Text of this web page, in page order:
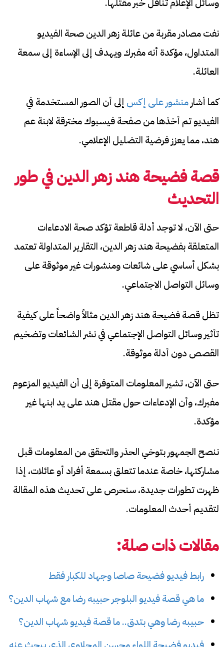
نفت مصادر مقربة من عائلة زهر الدين صحة الفيديو
المتداول، مؤكدة أنه مفبرك ويهدف إلى الإساءة إلى سمعة
العائلة.
كما أشار منشور على إكس إلى أن الصور المستخدمة في
الفيديو تم أخذها من صفحة فيسبوك مخترقة لابنة عم
هند، مما يعزز فرضية التضليل الإعلامي.
قصة فضيحة هند زهر الدين في طور
التحديث
حتى الآن، لا توجد أدلة قاطعة تؤكد صحة الادعاءات
المتعلقة بفضيحة هند زهر الدين، التقارير المتداولة تعتمد
بشكل أساسي على شائعات ومنشورات غير موثوقة على
وسائل التواصل الاجتماعي.
تظل قصة فضيحة هند زهر الدين مثالاً واضحاً على كيفية
تأثير وسائل التواصل الإجتماعي في نشر الشائعات وتضخيم
القصص دون أدلة موثوقة.
حتى الآن، تشير المعلومات المتوفرة إلى أن الفيديو المزعوم
مفبرك، وأن الإدعاءات حول مقتل هند على يد ابنها غير
مؤكدة.
ننصح الجمهور بتوخي الحذر والتحقق من المعلومات قبل
مشاركتها، خاصة عندما تتعلق بسمعة أفراد أو عائلات، إذا
ظهرت تطورات جديدة، سنحرص على تحديث هذه المقالة
لتقديم أحدث المعلومات.
مقالات ذات صلة:
رابط فيديو فضيحة صاصا وجهاد للكبار فقط
ما هي قصة فيديو البلوجر حبيبه رضا مع شهاب الدين؟
حبيبه رضا وهي بتدق.. ما قصة فيديو شهاب الدين؟